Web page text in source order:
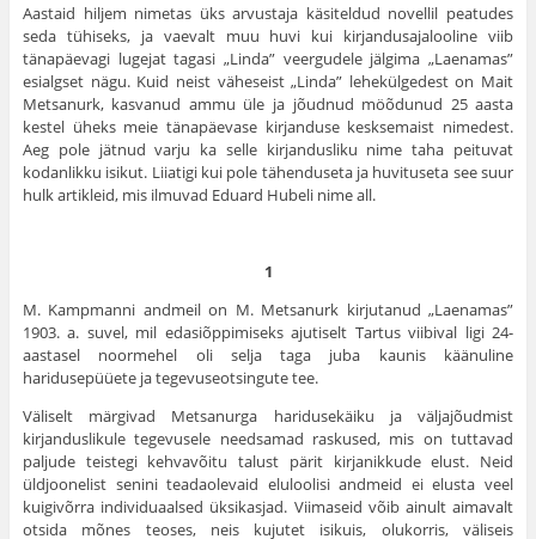
Aastaid hiljem nimetas üks arvustaja käsiteldud novellil peatudes
seda tühiseks, ja vaevalt muu huvi kui kirjandusajalooline viib
tänapäevagi lugejat tagasi „Linda” veergudele jälgima „Laenamas”
esialgset nägu. Kuid neist väheseist „Linda” lehekülgedest on Mait
Metsanurk, kasvanud ammu üle ja jõudnud möõdunud 25 aasta
kestel üheks meie tänapäevase kirjanduse kesksemaist nimedest.
Aeg pole jätnud varju ka selle kirjandusliku nime taha peituvat
kodanlikku isikut. Liiatigi kui pole tähenduseta ja huvituseta see suur
hulk artikleid, mis ilmuvad Eduard Hubeli nime all.
1
M. Kampmanni andmeil on M. Metsanurk kirjutanud „Laenamas”
1903. a. suvel, mil edasiõppimiseks ajutiselt Tartus viibival ligi 24-
aastasel noormehel oli selja taga juba kaunis käänuline
haridusepüüete ja tegevuseotsingute tee.
Väliselt märgivad Metsanurga haridusekäiku ja väljajõudmist
kirjanduslikule tegevusele needsamad raskused, mis on tuttavad
paljude teistegi kehvavõitu talust pärit kirjanikkude elust. Neid
üldjoonelist senini teadaolevaid eluloolisi andmeid ei elusta veel
kuigivõrra individuaalsed üksikasjad. Viimaseid võib ainult aimavalt
otsida mõnes teoses, neis kujutet isikuis, olukorris, väliseis